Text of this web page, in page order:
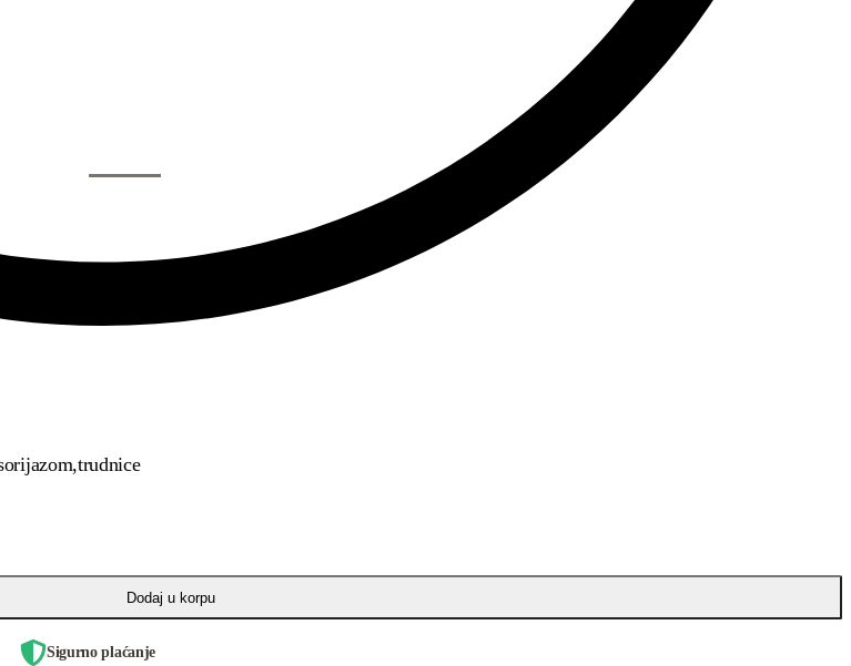
Dodaj u korpu
Sigurno plaćanje